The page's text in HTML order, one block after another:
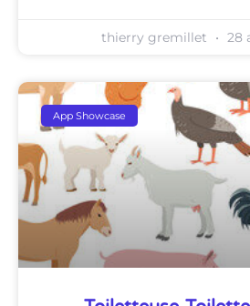
thierry gremillet 28
App Showcase